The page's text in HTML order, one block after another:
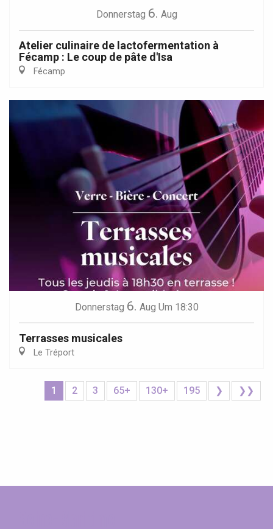
Donnerstag 6. Aug
Atelier culinaire de lactofermentation à
Fécamp : Le coup de pâte d'Isa
Fécamp
Donnerstag 6. Aug Um 18:30
Terrasses musicales
Le Tréport
1 2 3 65+ 130+ 195 ❯ ❯❯